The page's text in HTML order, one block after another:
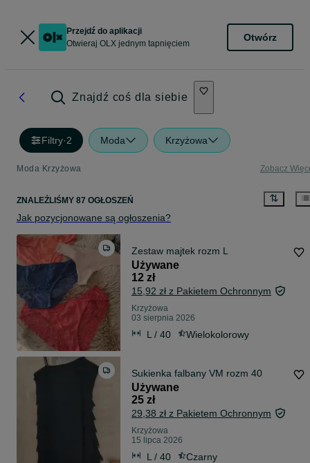
Przejdź do aplikacji
Otwieraj OLX jednym tapnięciem
Otwórz
Znajdź coś dla siebie
Filtry·2 Moda Krzyżowa
Moda Krzyżowa Zobacz
ZNALEŹLIŚMY 87 OGŁOSZEŃ
Jak pozycjonowane są ogłoszenia?
Zestaw majtek rozm L
Używane
12 zł
15,92 zł z Pakietem Ochronnym
Krzyżowa
03 sierpnia 2026
L / 40 Wielokolorowy
Sukienka falbany VM rozm 40
Używane
25 zł
29,38 zł z Pakietem Ochronnym
Krzyżowa
15 lipca 2026
L / 40 Czarny